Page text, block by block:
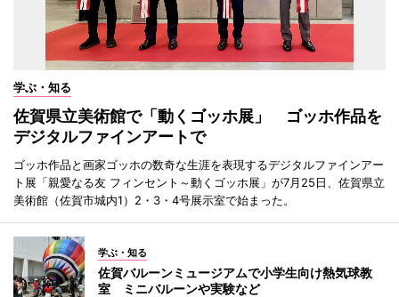
学ぶ・知る
佐賀県立美術館で「動くゴッホ展」 ゴッホ作品を
デジタルファインアートで
ゴッホ作品と画家ゴッホの数奇な生涯を表現するデジタルファインアー
ト展「親愛なる友 フィンセント～動くゴッホ展」が7月25日、佐賀県立
美術館（佐賀市城内1）2・3・4号展示室で始まった。
学ぶ・知る
佐賀バルーンミュージアムで小学生向け熱気球教
室 ミニバルーンや実験など